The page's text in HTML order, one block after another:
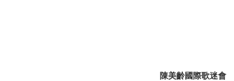
陳美齡國際歌迷會